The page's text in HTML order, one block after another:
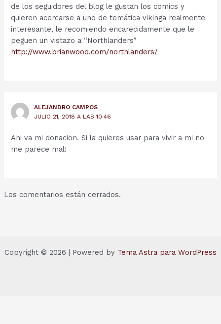
de los seguidores del blog le gustan los comics y
quieren acercarse a uno de temática vikinga realmente
interesante, le recomiendo encarecidamente que le
peguen un vistazo a “Northlanders”
http://www.brianwood.com/northlanders/
ALEJANDRO CAMPOS
JULIO 21, 2018 A LAS 10:46
Ahi va mi donacion. Si la quieres usar para vivir a mi no
me parece mal!
Los comentarios están cerrados.
Copyright © 2026 | Powered by Tema Astra para WordPress